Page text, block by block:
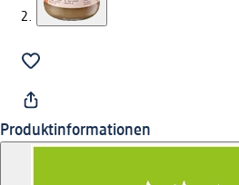
Produktinformationen